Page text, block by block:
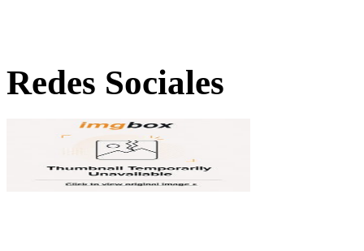
Redes Sociales